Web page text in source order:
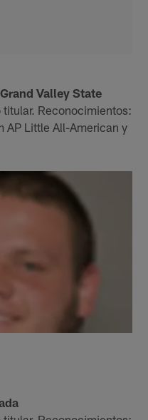
Grand Valley State
Reconocimientos:
AP Little All-American y